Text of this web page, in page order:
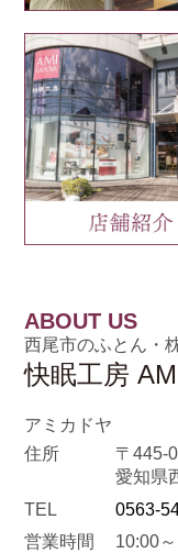
ABOUT US
西尾市のふとん・
快眠工房
アミカドヤ
住所
〒445-
愛知県
TEL
0563-
営業時間
10:00